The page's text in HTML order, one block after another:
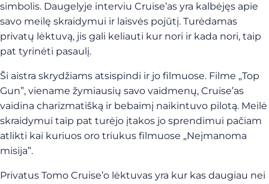
simbolis. Daugelyje interviu Cruise’as yra kalbėjęs apie
savo meilę skraidymui ir laisvės pojūtį. Turėdamas
privatų lėktuvą, jis gali keliauti kur nori ir kada nori, taip
pat tyrinėti pasaulį.
Ši aistra skrydžiams atsispindi ir jo filmuose. Filme „Top
Gun”, viename žymiausių savo vaidmenų, Cruise’as
vaidina charizmatišką ir bebaimį naikintuvo pilotą. Meilė
skraidymui taip pat turėjo įtakos jo sprendimui pačiam
atlikti kai kuriuos oro triukus filmuose „Neįmanoma
misija”.
Privatus Tomo Cruise’o lėktuvas yra kur kas daugiau nei